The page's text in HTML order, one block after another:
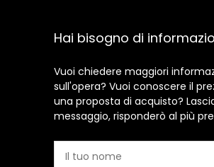
Hai bisogno di
Vuoi chiedere maggiori
sull'opera? Vuoi conoscere il
una proposta di acquisto?
messaggio, risponderò al più